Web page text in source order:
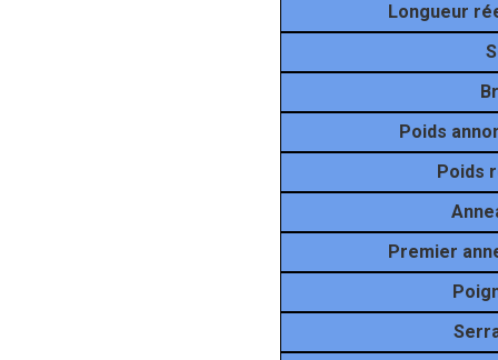
Longueur
Poids
Poids
Premier